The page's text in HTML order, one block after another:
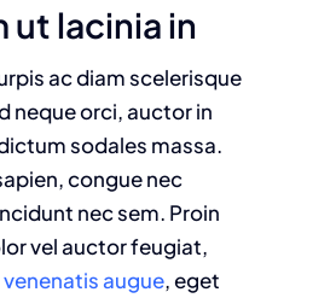
ut lacinia in
ac diam scelerisque
neque orci, auctor in
sodales massa.
congue nec
nec sem. Proin
vel auctor feugiat,
augue, eget